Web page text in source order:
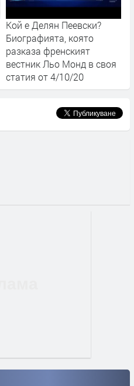
Кой е Делян Пеевски?
Биографията, която
разказа френският
вестник Льо Монд в своя
статия от 4/10/20